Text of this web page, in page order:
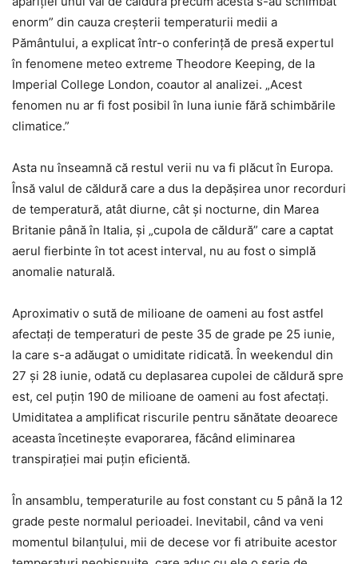
enorm” din cauza creșterii temperaturii medii a
Pământului, a explicat într-o conferință de presă expertul
în fenomene meteo extreme Theodore Keeping, de la
Imperial College London, coautor al analizei. „Acest
fenomen nu ar fi fost posibil în luna iunie fără schimbările
climatice.”
Asta nu înseamnă că restul verii nu va fi plăcut în Europa.
Însă valul de căldură care a dus la depășirea unor recorduri
de temperatură, atât diurne, cât și nocturne, din Marea
Britanie până în Italia, și „cupola de căldură” care a captat
aerul fierbinte în tot acest interval, nu au fost o simplă
anomalie naturală.
Aproximativ o sută de milioane de oameni au fost astfel
afectați de temperaturi de peste 35 de grade pe 25 iunie,
la care s-a adăugat o umiditate ridicată. În weekendul din
27 și 28 iunie, odată cu deplasarea cupolei de căldură spre
est, cel puțin 190 de milioane de oameni au fost afectați.
Umiditatea a amplificat riscurile pentru sănătate deoarece
aceasta încetinește evaporarea, făcând eliminarea
transpirației mai puțin eficientă.
În ansamblu, temperaturile au fost constant cu 5 până la 12
grade peste normalul perioadei. Inevitabil, când va veni
momentul bilanțului, mii de decese vor fi atribuite acestor